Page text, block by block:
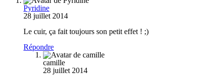
Pyridine
28 juillet 2014
Le cuir, ça fait toujours son petit effet ! ;)
Répondre
camille
28 juillet 2014